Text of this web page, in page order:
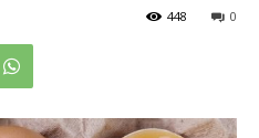
0
448